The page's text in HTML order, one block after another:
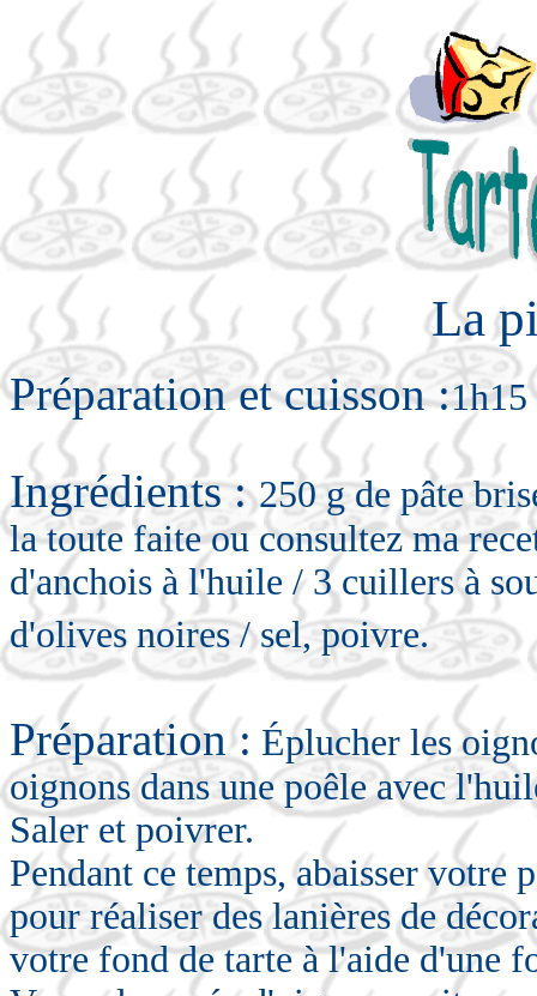
La
Préparation et cuisson :
Ingrédients :250 g de pâte
la toute faite ou consultez ma
d'anchois à l'huile / 3 cuillers à
d'olives noires / sel, poivre.
Préparation : Éplucher les
oignons dans une poêle avec
Saler et poivrer.
Pendant ce temps, abaisser votre
pour réaliser des lanières de
votre fond de tarte à l'aide d'une